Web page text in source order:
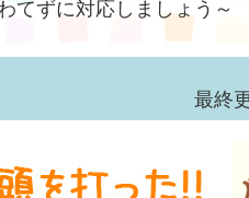
てずに対応しましょう～
最終
急連絡先